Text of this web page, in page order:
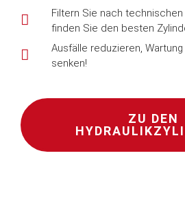
Filtern Sie nach technischen
finden Sie den besten
Ausfälle reduzieren,
senken!
ZU DEN